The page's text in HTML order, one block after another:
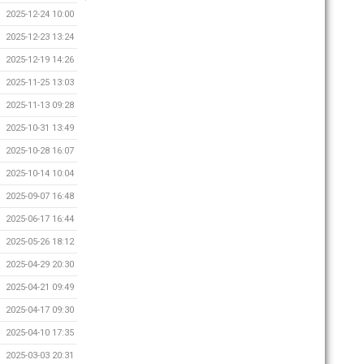
2025-12-24 10:00
2025-12-23 13:24
2025-12-19 14:26
2025-11-25 13:03
2025-11-13 09:28
2025-10-31 13:49
2025-10-28 16:07
2025-10-14 10:04
2025-09-07 16:48
2025-06-17 16:44
2025-05-26 18:12
2025-04-29 20:30
2025-04-21 09:49
2025-04-17 09:30
2025-04-10 17:35
2025-03-03 20:31